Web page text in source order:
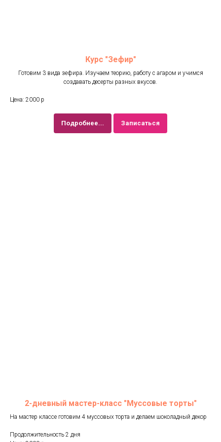
Курс "Зефир"
Готовим 3 вида зефира. Изучаем теорию, работу с агаром и учимся
создавать десерты разных вкусов.
Цена: 2000 р
Подробнее... Записаться
2-дневный мастер-класс "Муссовые торты"
На мастер классе готовим 4 муссовых торта и делаем шоколадный декор
Продолжительность 2 дня